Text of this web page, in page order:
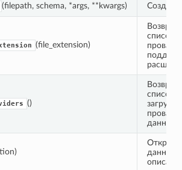
(filepath, schema, *args, **kwargs) Создает
(file_extension)
список
()
список
данных.
данные